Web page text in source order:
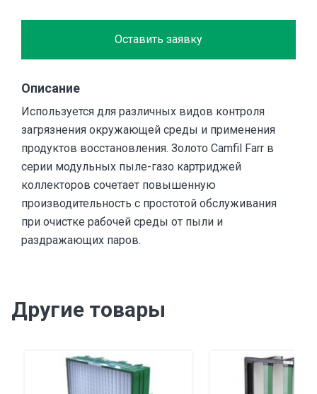
Оставить заявку
Описание
Используется для различных видов контроля
загрязнения окружающей среды и применения
продуктов восстановления. Золото Camfil Farr в
серии модульных пыле-газо картриджей
коллекторов сочетает повышенную
производительность с простотой обслуживания
при очистке рабочей среды от пыли и
раздражающих паров.
Другие товары